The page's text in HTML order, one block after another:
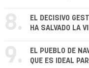
8.
EL DECISIVO
HA SALVADO LA
9.
EL PUEBLO DE
QUE ES IDEAL